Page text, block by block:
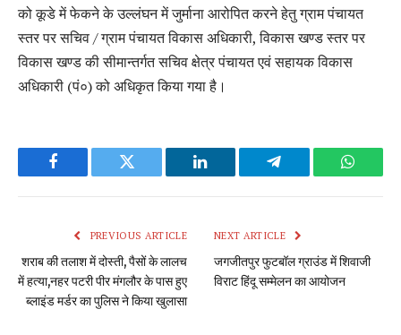
को कूडे में फेकने के उल्लंघन में जुर्माना आरोपित करने हेतु ग्राम पंचायत
स्तर पर सचिव / ग्राम पंचायत विकास अधिकारी, विकास खण्ड स्तर पर
विकास खण्ड की सीमान्तर्गत सचिव क्षेत्र पंचायत एवं सहायक विकास
अधिकारी (पं०) को अधिकृत किया गया है।
Facebook Twitter LinkedIn Telegram
PREVIOUS ARTICLE
शराब की तलाश में दोस्ती, पैसों के लालच
में हत्या,नहर पटरी पीर मंगलौर के पास हुए
ब्लाइंड मर्डर का पुलिस ने किया खुलासा
NEXT ARTICLE
जगजीतपुर फुटबॉल ग्राउंड में शिवाजी
विराट हिंदू सम्मेलन का आयोजन